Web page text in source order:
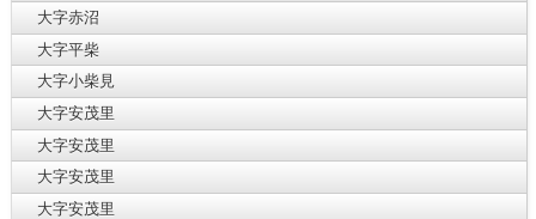
大字赤沼
大字平柴
大字小柴見
大字安茂里
大字安茂里
大字安茂里
大字安茂里